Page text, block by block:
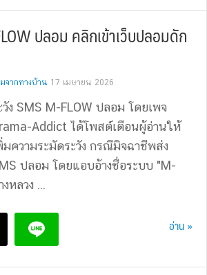
ปลอม คลิกเข้าเว็บปลอมดัก
จากทางบ้าน 17 เมษายน 2026
วัง SMS M-FLOW ปลอม โดยเพจ
Addict ได้โพสต์เตือนผู้อ่านให้
มความระมัดระวัง กรณีมิจฉาชีพส่ง
ปลอม โดยแอบอ้างชื่อระบบ "M-
หลวง ...
อ่าน »